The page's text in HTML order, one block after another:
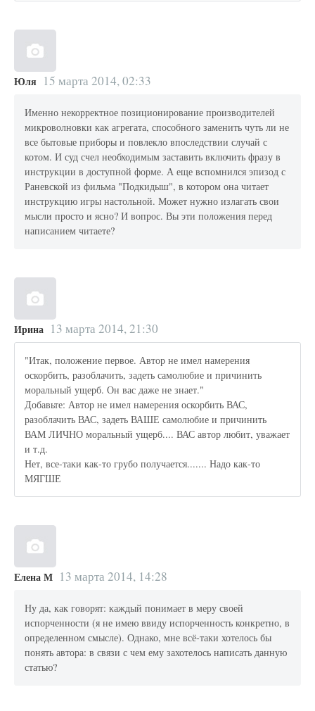
Юля 15 марта 2014, 02:33
Именно некорректное позиционирование производителей
микроволновки как агрегата, способного заменить чуть ли не
все бытовые приборы и повлекло впоследствии случай с
котом. И суд счел необходимым заставить включить фразу в
инструкции в доступной форме. А еще вспомнился эпизод с
Раневской из фильма "Подкидыш", в котором она читает
инструкцию игры настольной. Может нужно излагать свои
мысли просто и ясно? И вопрос. Вы эти положения перед
написанием читаете?
Ирина 13 марта 2014, 21:30
"Итак, положение первое. Автор не имел намерения
оскорбить, разоблачить, задеть самолюбие и причинить
моральный ущерб. Он вас даже не знает."
Добавьте: Автор не имел намерения оскорбить ВАС,
разоблачить ВАС, задеть ВАШЕ самолюбие и причинить
ВАМ ЛИЧНО моральный ущерб.... ВАС автор любит, уважает
и т.д.
Нет, все-таки как-то грубо получается....... Надо как-то
МЯГШЕ
Елена М 13 марта 2014, 14:28
Ну да, как говорят: каждый понимает в меру своей
испорченности (я не имею ввиду испорченность конкретно, в
определенном смысле). Однако, мне всё-таки хотелось бы
понять автора: в связи с чем ему захотелось написать данную
статью?